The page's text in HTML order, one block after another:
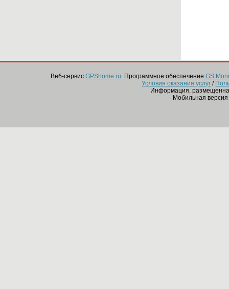
Веб-сервис GPShome.ru. Программное обеспечение GS
Условия оказания услуг /
Информация,
Мобильная